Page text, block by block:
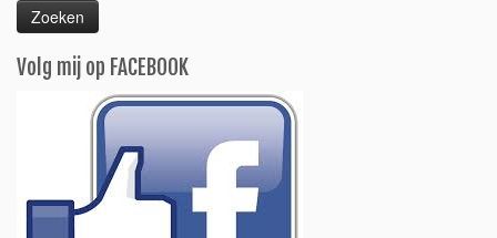
Volg mij op FACEBOOK